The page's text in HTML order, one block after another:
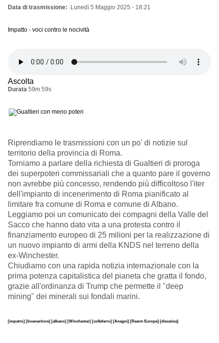
Data di trasmissione Lunedì 5 Maggio 2025 - 18:21
Impatto - voci contro le nocività
Ascolta
Durata 59m 59s
Riprendiamo le trasmissioni con un po' di notizie sul
territorio della provincia di Roma.
Torniamo a parlare della richiesta di Gualtieri di proroga
dei superpoteri commissariali che a quanto pare il governo
non avrebbe più concesso, rendendo più difficoltoso l'iter
dell'impianto di incenerimento di Roma pianificato al
limitare fra comune di Roma e comune di Albano.
Leggiamo poi un comunicato dei compagni della Valle del
Sacco che hanno dato vita a una protesta contro il
finanziamento europeo di 25 milioni per la realizzazione di
un nuovo impianto di armi della KNDS nel terreno della
ex-Winchester.
Chiudiamo con una rapida notizia internazionale con la
prima potenza capitalistica del pianeta che gratta il fondo,
grazie all'ordinanza di Trump che permette il "deep
mining" dei minerali sui fondali marini.
[impatto] [Inceneritore] [albano] [Winchester] [colleferro] [Anagni] [Rearm Europe] [discarica]